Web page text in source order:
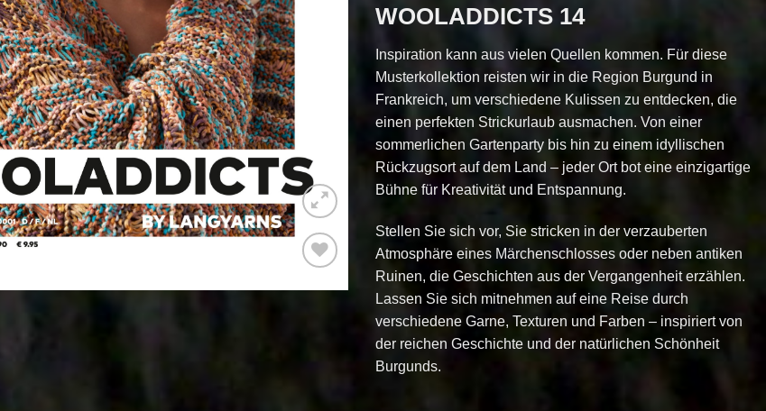
WOOLADDICTS 14
Inspiration kann aus vielen Quellen kommen. Für diese
Musterkollektion reisten wir in die Region Burgund in
Frankreich, um verschiedene Kulissen zu entdecken, die
einen perfekten Strickurlaub ausmachen. Von einer
sommerlichen Gartenparty bis hin zu einem idyllischen
Rückzugsort auf dem Land – jeder Ort bot eine einzigartige
Bühne für Kreativität und Entspannung.
Stellen Sie sich vor, Sie stricken in der verzauberten
Atmosphäre eines Märchenschlosses oder neben antiken
Ruinen, die Geschichten aus der Vergangenheit erzählen.
Lassen Sie sich mitnehmen auf eine Reise durch
verschiedene Garne, Texturen und Farben – inspiriert von
der reichen Geschichte und der natürlichen Schönheit
Burgunds.